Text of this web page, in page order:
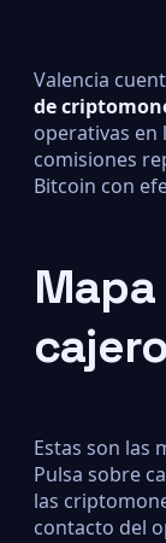
Valencia
de
operativas en
comisiones
Bitcoin con
Estas son las
Pulsa sobre
las
contacto del